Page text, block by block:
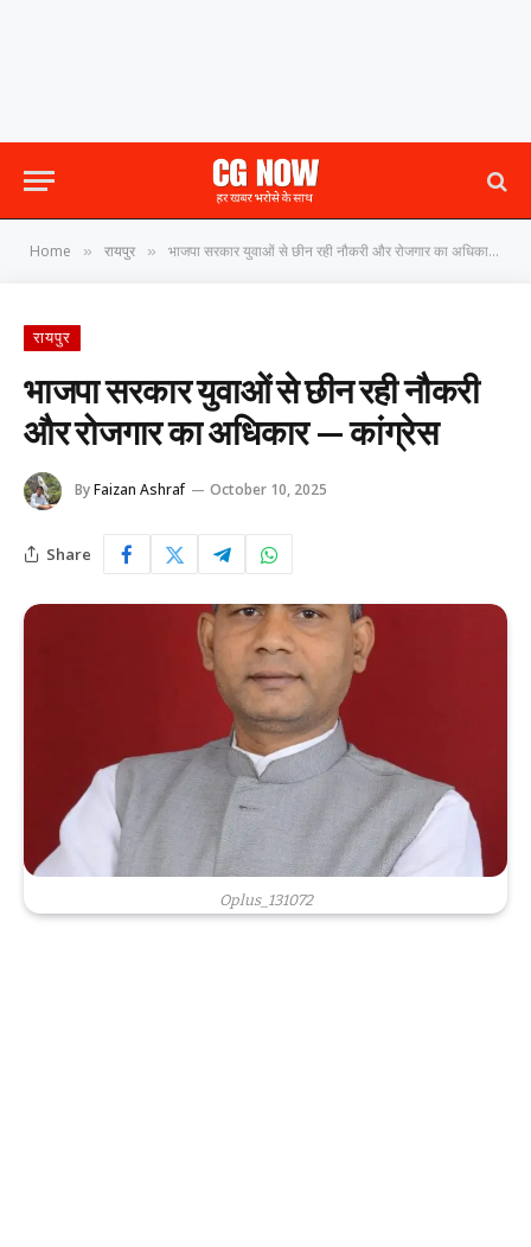
Home » रायपुर » भाजपा सरकार युवाओं से छीन रही नौकरी और रोजगार का अधिकार — कांग्रेस
रायपुर
भाजपा सरकार युवाओं से छीन रही नौकरी
और रोजगार का अधिकार — कांग्रेस
ByFaizan Ashraf October 10, 2025
Share
Oplus_131072